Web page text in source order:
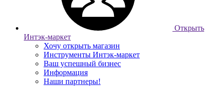
Открыть
Интэк-маркет
Хочу открыть магазин
Инструменты Интэк-маркет
Ваш успешный бизнес
Информация
Наши партнеры!